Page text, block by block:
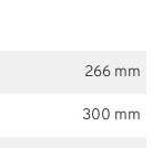
266 mm
300 mm